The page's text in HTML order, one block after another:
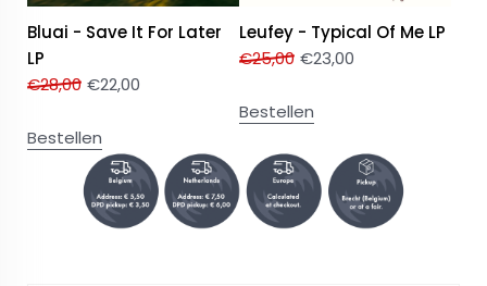
Bluai - Save It For Later
LP
€28,00 €22,00
Bestellen
Leufey - Typical Of Me LP
€25,00 €23,00
Bestellen